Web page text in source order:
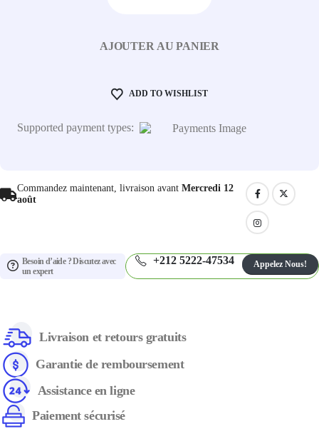
AJOUTER AU PANIER
ADD TO WISHLIST
Supported payment types:
Commandez maintenant, livraison avant Mercredi 12
août
Besoin d’aide ? Discutez avec
un expert
+212 5222-47534 Appelez Nous!
Livraison et retours gratuits
Garantie de remboursement
Assistance en ligne
Paiement sécurisé